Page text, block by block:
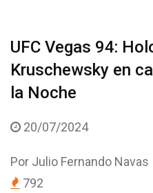
UFC Vegas 94:
Kruschewsky en
la Noche
20/07/2024
Por Julio Fernando Navas
792